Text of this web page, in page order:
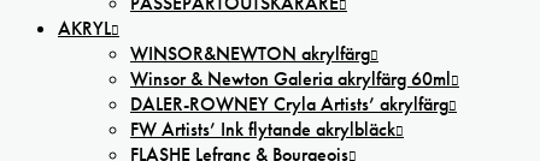
AKRYL
WINSOR&NEWTON akrylfärg
Winsor & Newton Galeria akrylfärg 60ml
DALER-ROWNEY Cryla Artists’ akrylfärg
FW Artists’ Ink flytande akrylbläck
FLASHE Lefranc & Bourgeois